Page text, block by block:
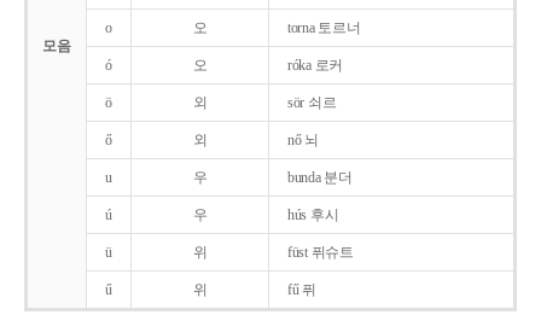
모음
o 오 torna 토르너
ó 오 róka 로커
ö 외 sör 쇠르
ő 외 nő 뇌
u 우 bunda 분더
ú 우 hús 후시
ü 위 füst 퓌슈트
ű 위 fű 퓌